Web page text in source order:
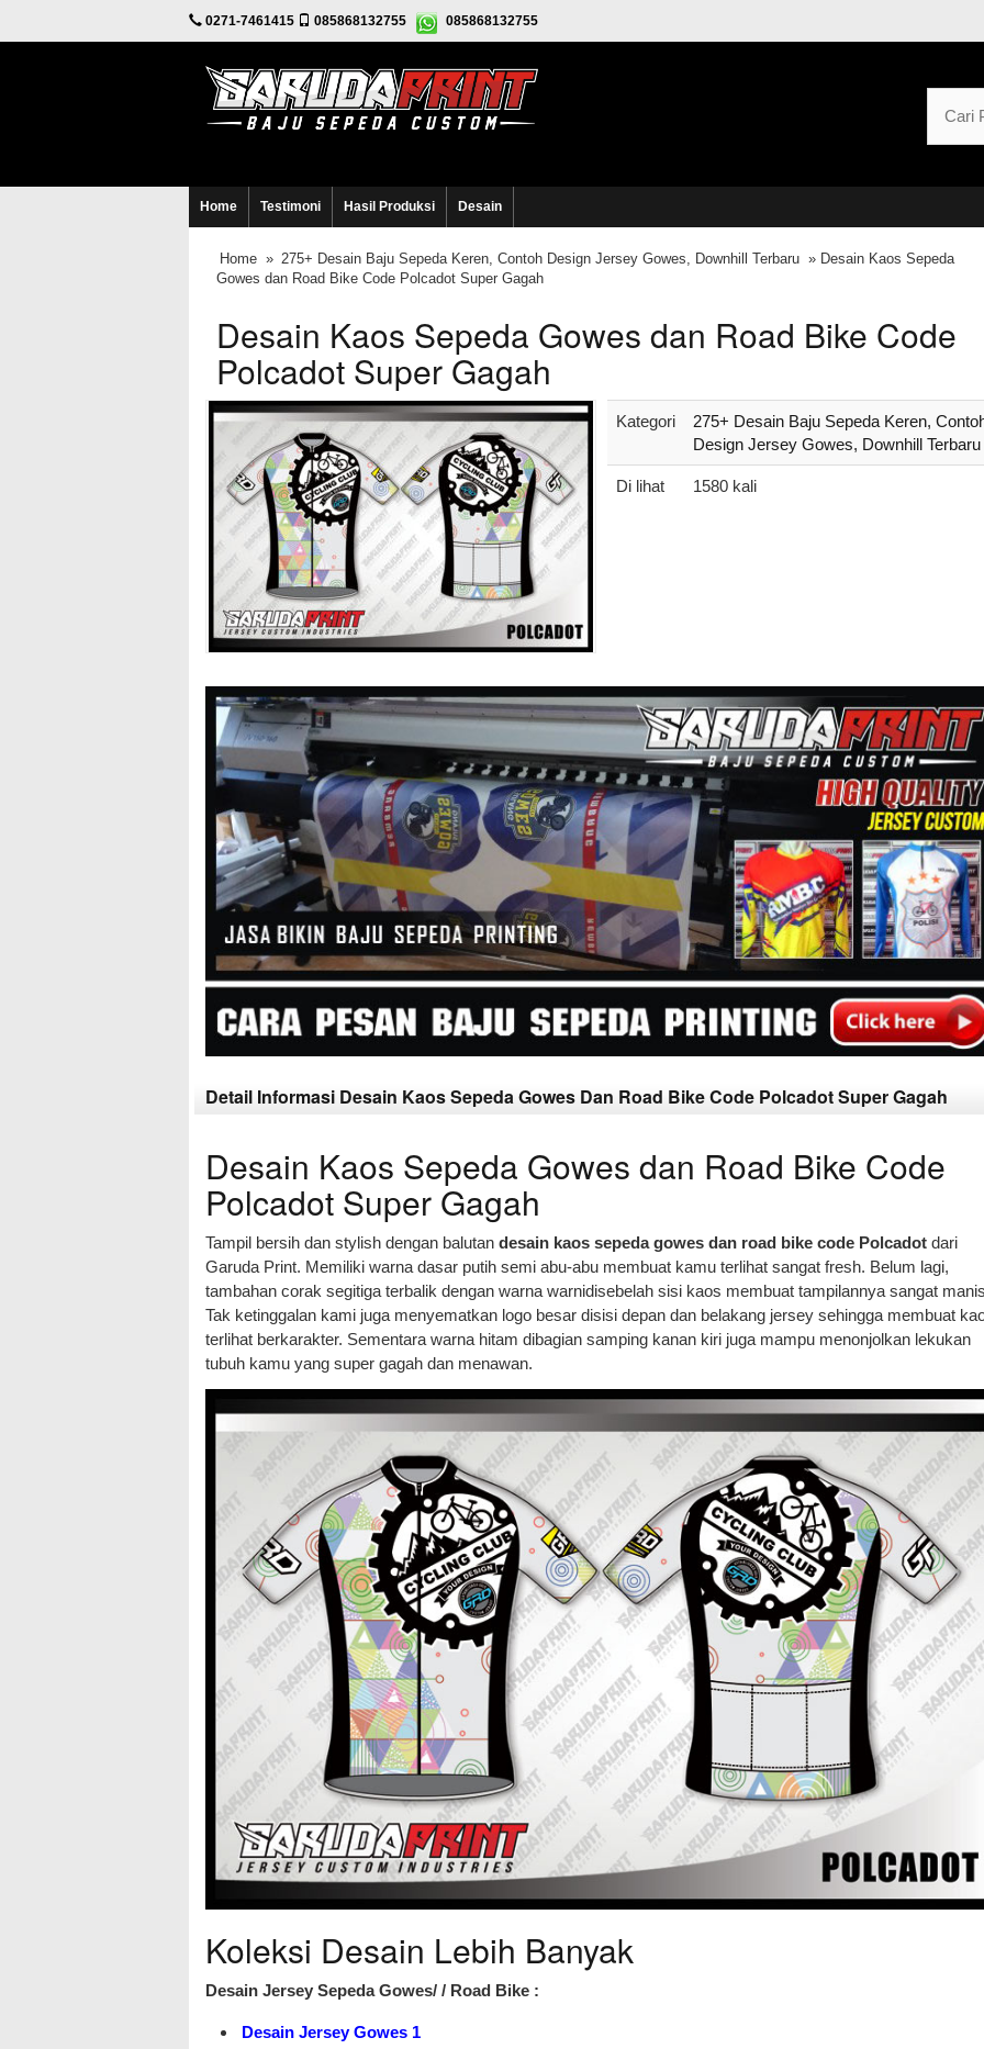
0271-7461415 085868132755 085868132755
Home Testimoni Hasil Produksi Desain
Home » 275+ Desain Baju Sepeda Keren, Contoh Design Jersey Gowes, Downhill Terbaru » Desain Kaos Sepeda
Gowes dan Road Bike Code Polcadot Super Gagah
Desain Kaos Sepeda Gowes dan Road Bike Code
Polcadot Super Gagah
Kategori
275+ Desain Baju Sepeda Keren,
Design Jersey Gowes, Downhill Terbaru
Di lihat 1580 kali
Detail Informasi Desain Kaos Sepeda Gowes Dan Road Bike Code Polcadot Super Gagah
Desain Kaos Sepeda Gowes dan Road Bike Code
Polcadot Super Gagah
Tampil bersih dan stylish dengan balutan desain kaos sepeda gowes dan road bike code Polcadot dari
Garuda Print. Memiliki warna dasar putih semi abu-abu membuat kamu terlihat sangat fresh. Belum lagi,
tambahan corak segitiga terbalik dengan warna warnidisebelah sisi kaos membuat tampilannya sangat
Tak ketinggalan kami juga menyematkan logo besar disisi depan dan belakang jersey sehingga membuat
terlihat berkarakter. Sementara warna hitam dibagian samping kanan kiri juga mampu menonjolkan lekukan
tubuh kamu yang super gagah dan menawan.
Koleksi Desain Lebih Banyak
Desain Jersey Sepeda Gowes/ / Road Bike :
Desain Jersey Gowes 1